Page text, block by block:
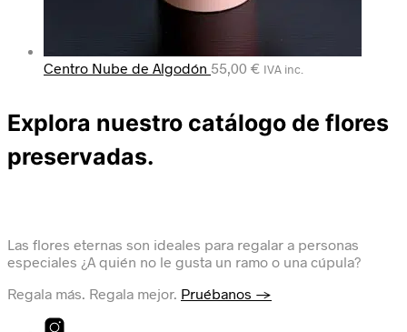
Centro Nube de Algodón 55,00 € IVA inc.
Explora nuestro catálogo de flores
preservadas.
Las flores eternas son ideales para regalar a personas
especiales ¿A quién no le gusta un ramo o una cúpula?
Regala más. Regala mejor. Pruébanos →